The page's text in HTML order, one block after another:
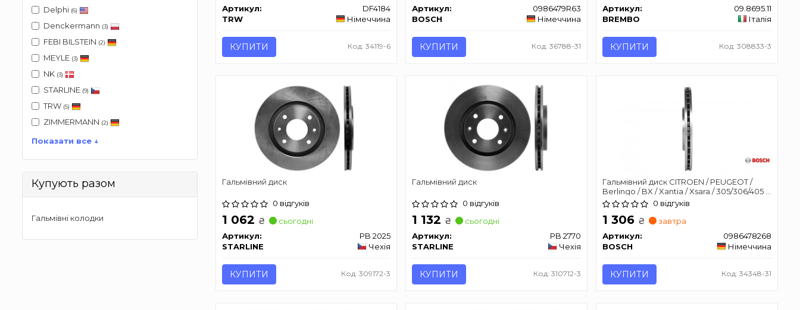
Delphi (6)
Denckermann (3)
FEBI BILSTEIN (2)
MEYLE (3)
NK (3)
STARLINE (9)
TRW (5)
ZIMMERMANN (2)
Показати все ↓
Купують разом
Гальмівні колодки
Артикул:
DF4184
TRW
Німеччина
КУПИТИ Код: 34119-6
Артикул:
0986479R63
BOSCH
Німеччина
КУПИТИ Код: 36788-31
Артикул:
09.8695.11
BREMBO
Італія
КУПИТИ Код: 308833-3
Гальмівний диск
0 відгуків
1 062 ₴
сьогодні
Артикул:
PB 2025
STARLINE
Чехія
КУПИТИ Код: 309172-3
Гальмівний диск
0 відгуків
1 132 ₴
сьогодні
Артикул:
PB 2770
STARLINE
Чехія
КУПИТИ Код: 310712-3
Гальмівний диск CITROEN / PEUGEOT /
Berlingo / BX / Xantia / Xsara / 305/306/405 /
Partner передня сторона
0 відгуків
1 306 ₴
завтра
Артикул:
0986478268
BOSCH
Німеччина
КУПИТИ Код: 34348-31